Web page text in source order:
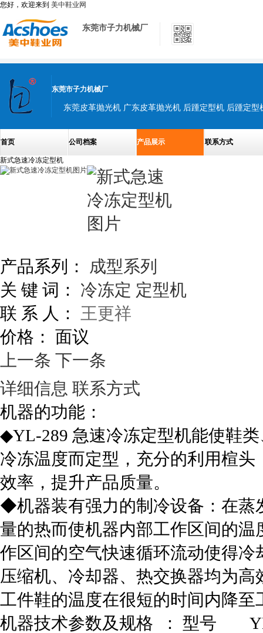
您好，欢迎来到 美中鞋业网
东莞市子力机械厂
东莞市子力机械厂
首页 公司档案 产品展示 联系方式
新式急速冷冻定型机
产品系列：
成型系列
关 键 词：
冷冻定 定型机
联 系 人：
王更祥
价格： 面议
上一条 下一条
详细信息 联系方式
机器的功能：
◆YL-289 急速冷冻定型机能使鞋
冷冻温度而定型，充分的利用楦
效率，提升产品质量。
◆机器装有强力的制冷设备：在蒸
量的热而使机器内部工作区间的
作区间的空气快速循环流动使得
压缩机、冷却器、热交换器均为
工件鞋的温度在很短的时间内降
机器技术参数及规格 ： 型号